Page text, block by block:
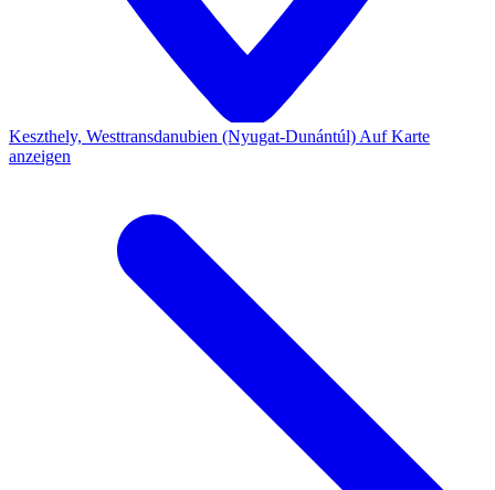
Keszthely, Westtransdanubien (Nyugat-Dunántúl) Auf Karte
anzeigen